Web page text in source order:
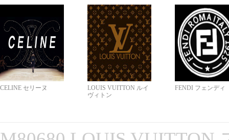
CELINE セリーヌ
LOUIS VUITTON ルイ
ヴィトン
FENDI フェンディ